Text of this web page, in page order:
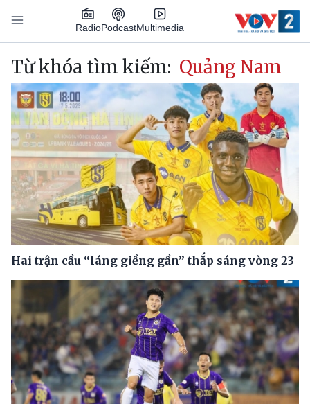
Nhảy đến nội dung
RadioPodcastMultimedia
Main navigation
Từ khóa tìm kiếm: Quảng Nam
Hai trận cầu “láng giềng gần” thắp sáng vòng 23